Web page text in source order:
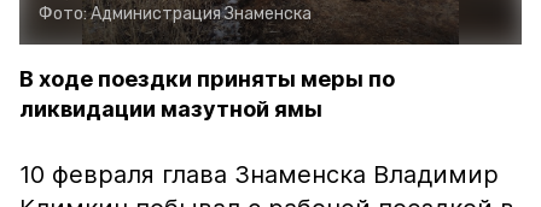
Фото:Администрация Знаменска
В ходе поездки приняты меры по
ликвидации мазутной ямы
10 февраля глава Знаменска Владимир